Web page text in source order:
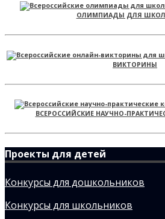
ОЛИМПИАДЫ ДЛЯ
ВИКТОРИНЫ
ВСЕРОССИЙСКИЕ НАУЧНО-
Проекты для детей
Конкурсы для дошкольников
Конкурсы для школьников